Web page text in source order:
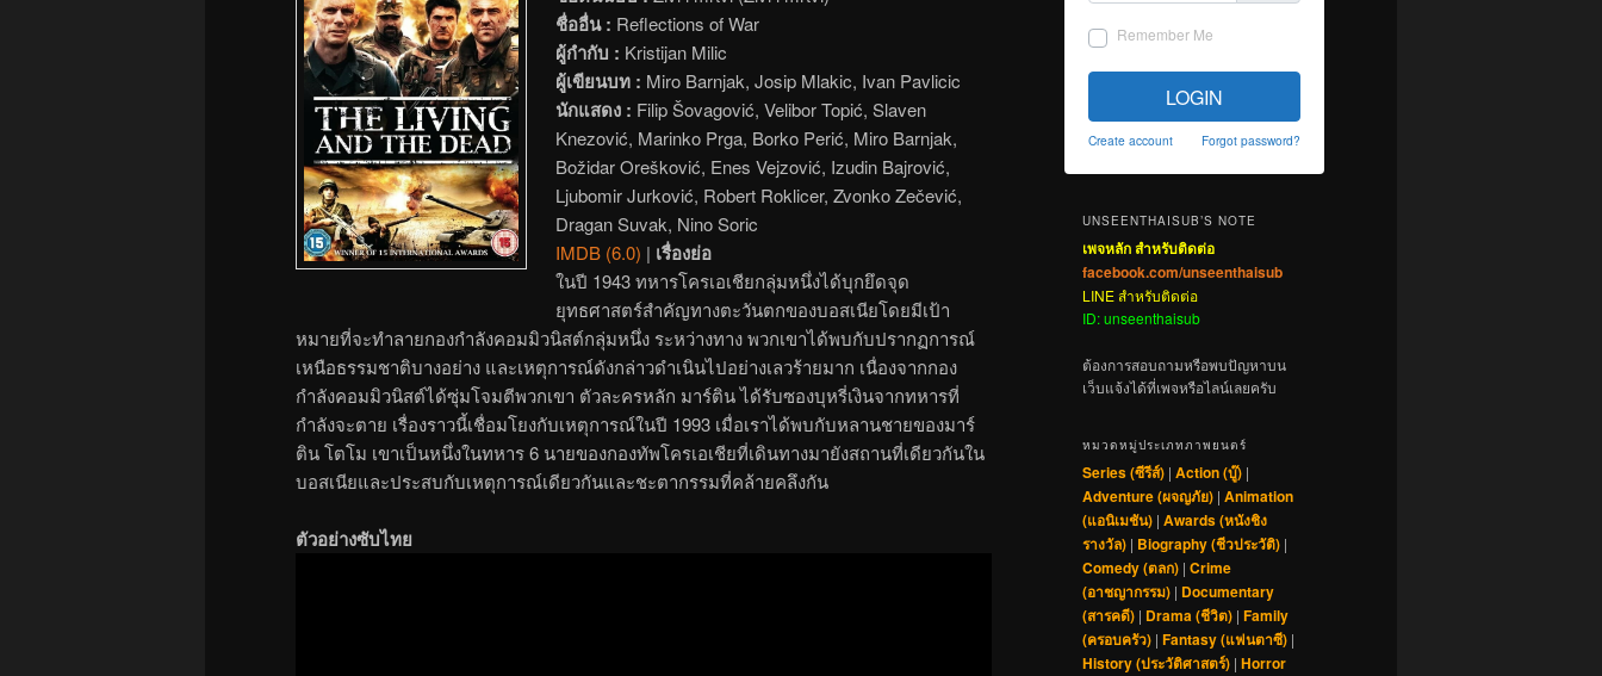
ชื่ออื่น : Reflections of War
ผู้กำกับ : Kristijan Milic
ผู้เขียนบท : Miro Barnjak, Josip Mlakic, Ivan Pavlicic
นักแสดง : Filip Šovagović, Velibor Topić, Slaven
Knezović, Marinko Prga, Borko Perić, Miro Barnjak,
Božidar Orešković, Enes Vejzović, Izudin Bajrović,
Ljubomir Jurković, Robert Roklicer, Zvonko Zečević,
Dragan Suvak, Nino Soric
IMDB (6.0) | เรื่องย่อ
ในปี 1943 ทหารโครเอเชียกลุ่มหนึ่งได้บุกยึดจุด
ยุทธศาสตร์สำคัญทางตะวันตกของบอสเนียโดยมีเป้า
หมายที่จะทำลายกองกำลังคอมมิวนิสต์กลุ่มหนึ่ง ระหว่างทาง พวกเขาได้พบกับปรากฏการณ์
เหนือธรรมชาติบางอย่าง และเหตุการณ์ดังกล่าวดำเนินไปอย่างเลวร้ายมาก เนื่องจากกอง
กำลังคอมมิวนิสต์ได้ซุ่มโจมตีพวกเขา ตัวละครหลัก มาร์ติน ได้รับซองบุหรี่เงินจากทหารที่
กำลังจะตาย เรื่องราวนี้เชื่อมโยงกับเหตุการณ์ในปี 1993 เมื่อเราได้พบกับหลานชายของมาร์
ติน โตโม เขาเป็นหนึ่งในทหาร 6 นายของกองทัพโครเอเชียที่เดินทางมายังสถานที่เดียวกันใน
บอสเนียและประสบกับเหตุการณ์เดียวกันและชะตากรรมที่คล้ายคลึงกัน
ตัวอย่างซับไทย
Remember Me
LOGIN
Create account Forgot password?
UNSEENTHAISUB’S NOTE
เพจหลัก สำหรับติดต่อ
facebook.com/unseenthaisub
LINE สำหรับติดต่อ
ID: unseenthaisub
ต้องการสอบถามหรือพบปัญหาบน
เว็บแจ้งได้ที่เพจหรือไลน์เลยครับ
หมวดหมู่ประเภทภาพยนตร์
Series (ซีรีส์) | Action (บู๊) |
Adventure (ผจญภัย) | Animation
(แอนิเมชัน) | Awards (หนังชิง
รางวัล) | Biography (ชีวประวัติ) |
Comedy (ตลก) | Crime
(อาชญากรรม) | Documentary
(สารคดี) | Drama (ชีวิต) | Family
(ครอบครัว) | Fantasy (แฟนตาซี) |
History (ประวัติศาสตร์) | Horror